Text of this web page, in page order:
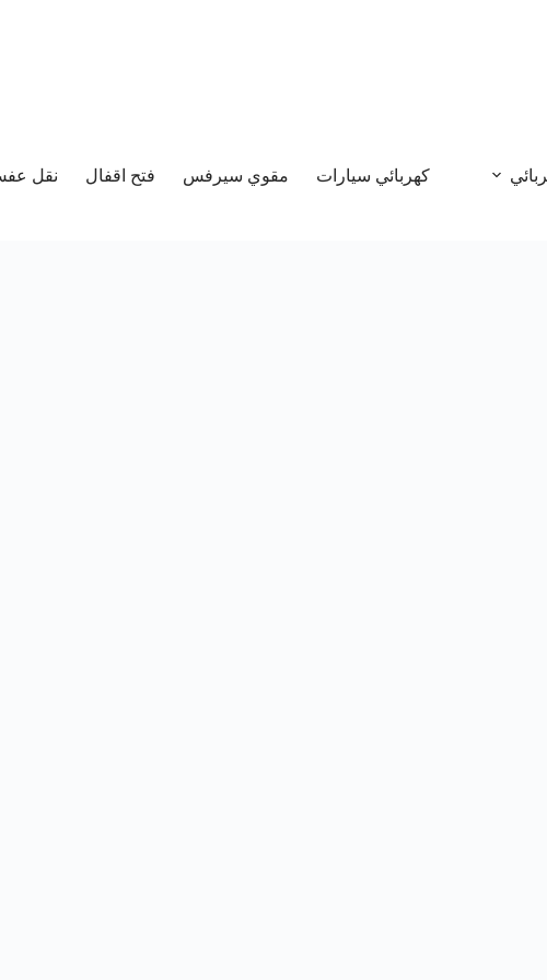
كهربائي سيارات مقوي سيرفس فتح اقفال نقل